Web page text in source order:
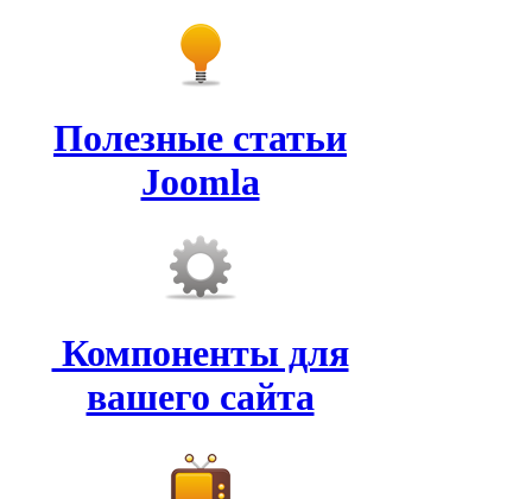
Полезные статьи
Joomla
Компоненты для
вашего сайта